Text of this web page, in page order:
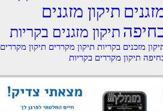
תיקון מזגנים
תיקון מזגנים בקריות
מזכנים בקריות תיקון מקררים תיקון מקררים
תיקון מקררים בקריות